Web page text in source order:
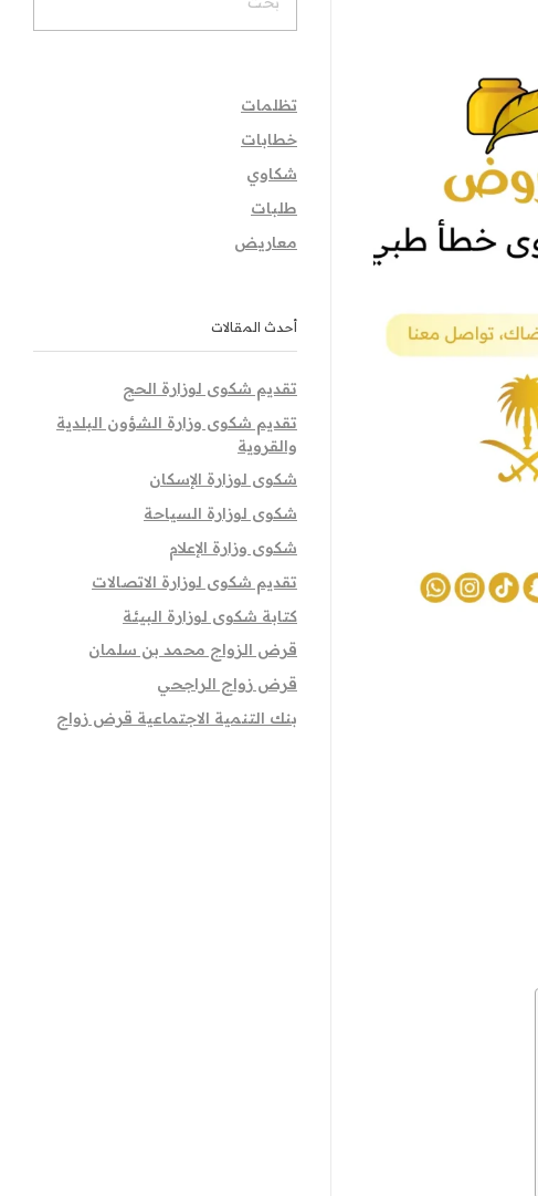
تظلمات
خطابات
شكاوي
طلبات
معاريض
أحدث المقالات
تقديم شكوى لوزارة الحج
تقديم شكوى وزارة الشؤون البلدية
والقروية
شكوى لوزارة الإسكان
شكوى لوزارة السياحة
شكوى وزارة الإعلام
تقديم شكوى لوزارة الاتصالات
كتابة شكوى لوزارة البيئة
قرض الزواج محمد بن سلمان
قرض زواج الراجحي
بنك التنمية الاجتماعية قرض زواج